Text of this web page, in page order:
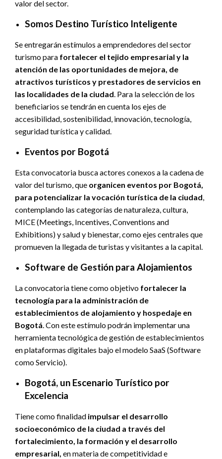
valor del sector.
Somos Destino Turístico Inteligente
Se entregarán estímulos a emprendedores del sector
turismo para fortalecer el tejido empresarial y la
atención de las oportunidades de mejora, de
atractivos turísticos y prestadores de servicios en
las localidades de la ciudad. Para la selección de los
beneficiarios se tendrán en cuenta los ejes de
accesibilidad, sostenibilidad, innovación, tecnología,
seguridad turística y calidad.
Eventos por Bogotá
Esta convocatoria busca actores conexos a la cadena de
valor del turismo, que organicen eventos por Bogotá,
para potencializar la vocación turística de la ciudad,
contemplando las categorías de naturaleza, cultura,
MICE (Meetings, Incentives, Conventions and
Exhibitions) y salud y bienestar, como ejes centrales que
promueven la llegada de turistas y visitantes a la capital.
Software de Gestión para Alojamientos
La convocatoria tiene como objetivo fortalecer la
tecnología para la administración de
establecimientos de alojamiento y hospedaje en
Bogotá. Con este estímulo podrán implementar una
herramienta tecnológica de gestión de establecimientos
en plataformas digitales bajo el modelo SaaS (Software
como Servicio).
Bogotá, un Escenario Turístico por
Excelencia
Tiene como finalidad impulsar el desarrollo
socioeconómico de la ciudad a través del
fortalecimiento, la formación y el desarrollo
empresarial, en materia de competitividad e